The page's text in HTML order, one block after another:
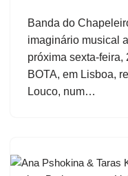
Banda do
imaginário musical
próxima sexta-feira,
BOTA, em Lisboa,
Louco, num…